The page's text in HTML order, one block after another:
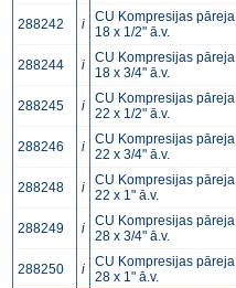
288242 i
CU Kompresijas pāreja
18 x 1/2" ā.v.
288244 i
CU Kompresijas pāreja
18 x 3/4" ā.v.
288245 i
CU Kompresijas pāreja
22 x 1/2" ā.v.
288246 i
CU Kompresijas pāreja
22 x 3/4" ā.v.
288248 i
CU Kompresijas pāreja
22 x 1" ā.v.
288249 i
CU Kompresijas pāreja
28 x 3/4" ā.v.
288250 i
CU Kompresijas pāreja
28 x 1" ā.v.